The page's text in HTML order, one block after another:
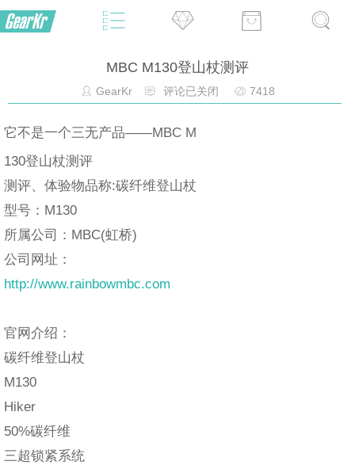
MBC M130登山杖测评
GearKr 评论已关闭 7418
它不是一个三无产品——MBC M
130登山杖测评
测评、体验物品称:碳纤维登山杖
型号：M130
所属公司：MBC(虹桥)
公司网址：
http://www.rainbowmbc.com
官网介绍：
碳纤维登山杖
M130
Hiker
50%碳纤维
三超锁紧系统